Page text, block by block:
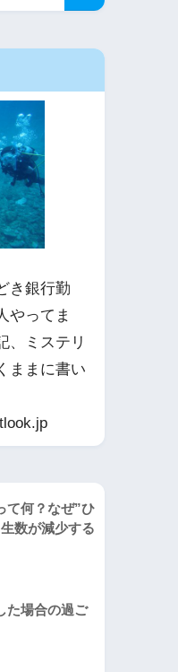
き銀行勤
やってま
、ミステリ
ままに書い
て何？なぜ”ひ
数が減少する
た場合の過ご